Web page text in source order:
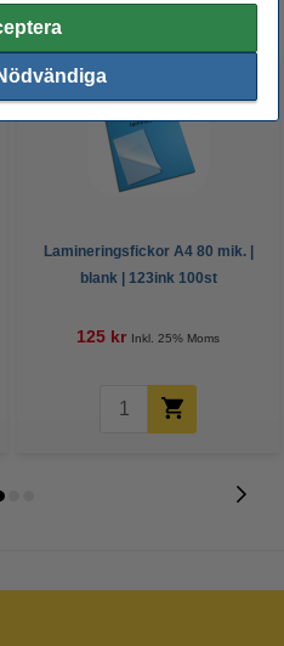
produkter
Lamineringsfickor A4 80 mik. |
blank | 123ink 100st
125 kr Inkl. 25% Moms